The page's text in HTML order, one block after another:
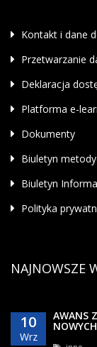
Kontakt i dane
Przetwarzanie
Deklaracja
Platforma e-
Dokumenty
Biuletyn
Biuletyn
Polityka
NAJNOWSZE
10
Wrz
AWANS